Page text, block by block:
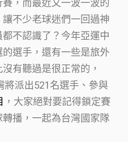
，而最近又一波一波的
不少老球迷們一回過神
不認識了？今年亞運中
選手，還有一些是旅外
有聽過是很正常的，
將派出521名選手、參與
，大家絕對要記得鎖定賽
播，一起為台灣國家隊